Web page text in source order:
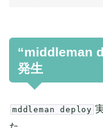
“middleman
発生
mddleman deploy